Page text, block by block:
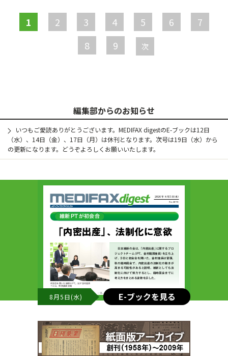
ー
ジ
1 2 3 4 5 6
7
8
9 次
編集部からのお知らせ
いつもご愛読ありがとうございます。MEDIFAX digestのE-ブックは12日
（水）、14日（金）、17日（月）は休刊となります。次号は19日（水）から
の更新になります。どうぞよろしくお願いいたします。
8月5日(水) E-ブックを見る